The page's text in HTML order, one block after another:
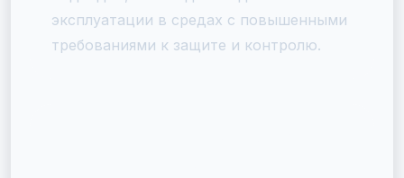
эксплуатации в средах с повышенными
требованиями к защите и контролю.